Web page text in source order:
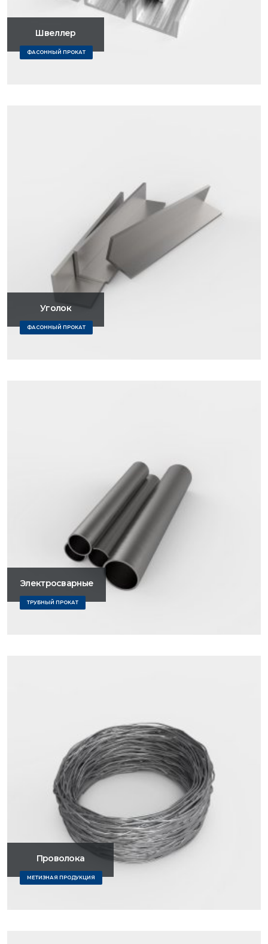
Швеллер
ФАСОННЫЙ ПРОКАТ
Уголок
ФАСОННЫЙ ПРОКАТ
Электросварные
ТРУБНЫЙ ПРОКАТ
Проволока
МЕТИЗНАЯ ПРОДУКЦИЯ